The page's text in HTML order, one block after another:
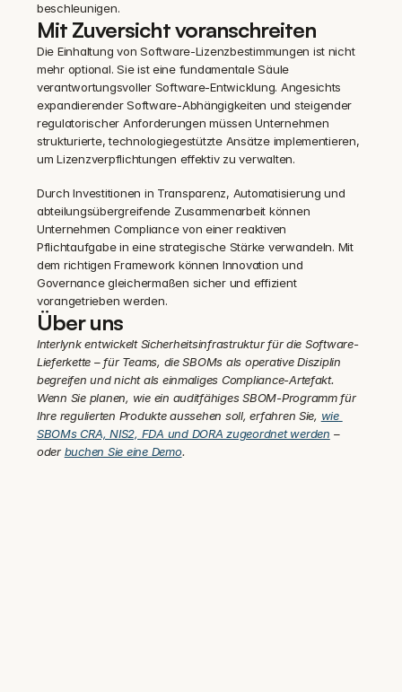
beschleunigen.
Mit Zuversicht voranschreiten
Die Einhaltung von Software-Lizenzbestimmungen ist nicht
mehr optional. Sie ist eine fundamentale Säule
verantwortungsvoller Software-Entwicklung. Angesichts
expandierender Software-Abhängigkeiten und steigender
regulatorischer Anforderungen müssen Unternehmen
strukturierte, technologiegestützte Ansätze implementieren,
um Lizenzverpflichtungen effektiv zu verwalten.
Durch Investitionen in Transparenz, Automatisierung und
abteilungsübergreifende Zusammenarbeit können
Unternehmen Compliance von einer reaktiven
Pflichtaufgabe in eine strategische Stärke verwandeln. Mit
dem richtigen Framework können Innovation und
Governance gleichermaßen sicher und effizient
vorangetrieben werden.
Über uns
Interlynk entwickelt Sicherheitsinfrastruktur für die Software-
Lieferkette – für Teams, die SBOMs als operative Disziplin
begreifen und nicht als einmaliges Compliance-Artefakt.
Wenn Sie planen, wie ein auditfähiges SBOM-Programm für
Ihre regulierten Produkte aussehen soll, erfahren Sie, wie
SBOMs CRA, NIS2, FDA und DORA zugeordnet werden –
oder buchen Sie eine Demo.